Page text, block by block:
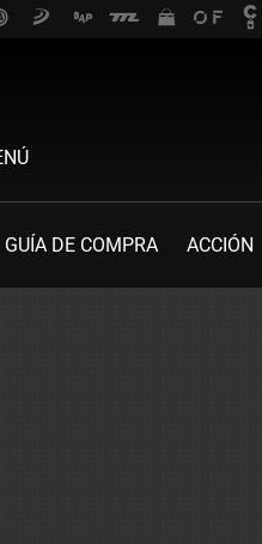
GUÍA DE COMPRA ACCIÓN